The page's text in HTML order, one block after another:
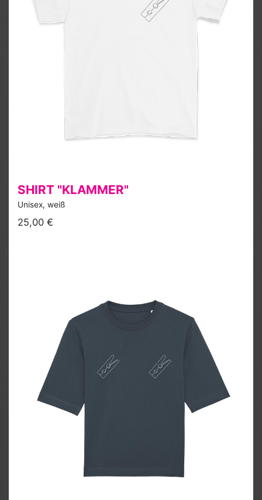
SHIRT "KLAMMER"
Unisex, weiß
25,00 €